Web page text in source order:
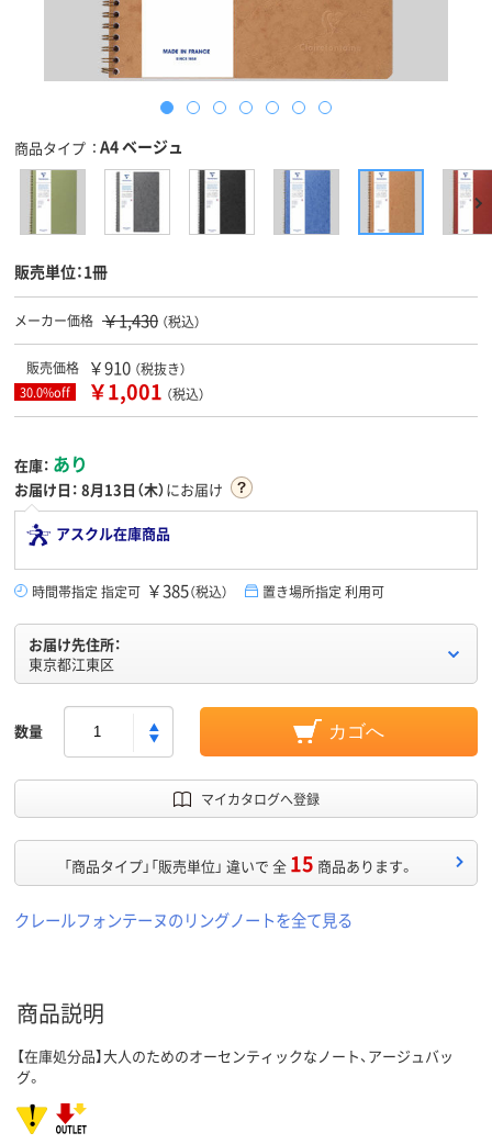
商品タイプ A4 ベージュ
販売単位：1冊
メーカー価格 ￥1,430 （税込）
販売価格 ￥910 （税抜き）
30.0%off ￥1,001 （税込）
在庫： あり
お届け日： 8月13日（木）にお届け
アスクル在庫商品
時間帯指定 指定可 ￥385（税込） 置き場所指定 利用可
お届け先住所：
東京都江東区
数量 カゴへ
マイカタログへ登録
「商品タイプ」「販売単位」 違いで 全 15 商品あります。
クレールフォンテーヌのリングノートを全て見る
商品説明
【在庫処分品】大人のためのオーセンティックなノート、アージュバッ
グ。